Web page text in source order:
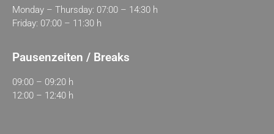
Monday – Thursday: 07:00 – 14:30 h
Friday: 07:00 – 11:30 h
Pausenzeiten / Breaks
09:00 – 09:20 h
12:00 – 12:40 h